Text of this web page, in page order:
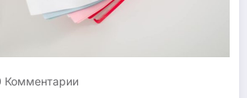
Комментарии